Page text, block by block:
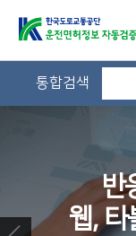
통합검색
반
웹, 타